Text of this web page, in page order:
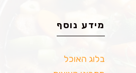
מידע נוסף
בלוג האוכל